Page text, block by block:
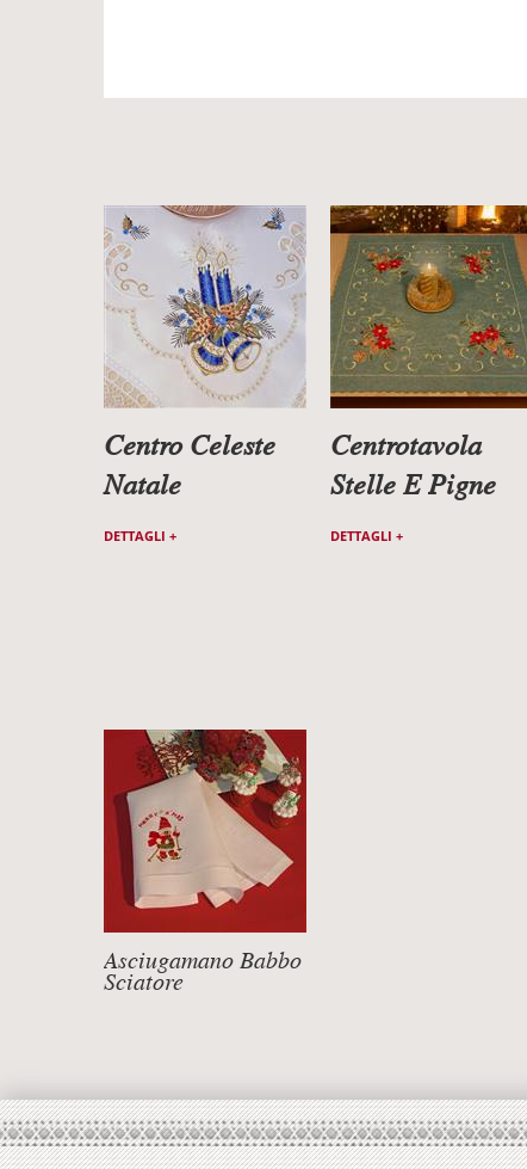
Centro Celeste
Natale
DETTAGLI +
Centrotavola
Stelle E Pigne
DETTAGLI +
Asciugamano Babbo
Sciatore